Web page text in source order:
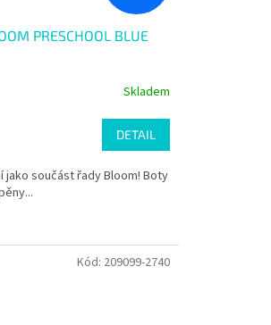
PRESCHOOL BLUE
Skladem
DETAIL
jako součást řady Bloom! Boty
Kód: 209099-2740